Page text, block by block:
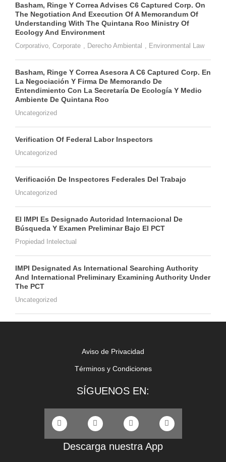
Basham, Ringe Y Correa Advises C6 Captured Corp. On
The Negotiation And Execution Of A Memorandum Of
Understanding With The Quintana Roo Ministry Of
Ecology And Environment
Corporativo Corporate Derecho Ambiental Environmental Law
Basham, Ringe Y Correa Asesora A C6 Captured Corp. En
La Negociación Y Firma De Memorando De
Entendimiento Con La Secretaría De Ecología Y Medio
Ambiente De Quintana Roo
Uncategorized
Verification Of Federal Labor Inspectors
Uncategorized
Verificación De Inspectores Federales Del Trabajo
Uncategorized
El IMPI Es Designado Autoridad Internacional De
Búsqueda Y Examen Preliminar Bajo El PCT
Propiedad Intelectual
IMPI Designated As International Searching Authority
And International Preliminary Examining Authority Under
The PCT
Uncategorized
Aviso de Privacidad
Términos y Condiciones
SÍGUENOS EN:
Descarga nuestra App